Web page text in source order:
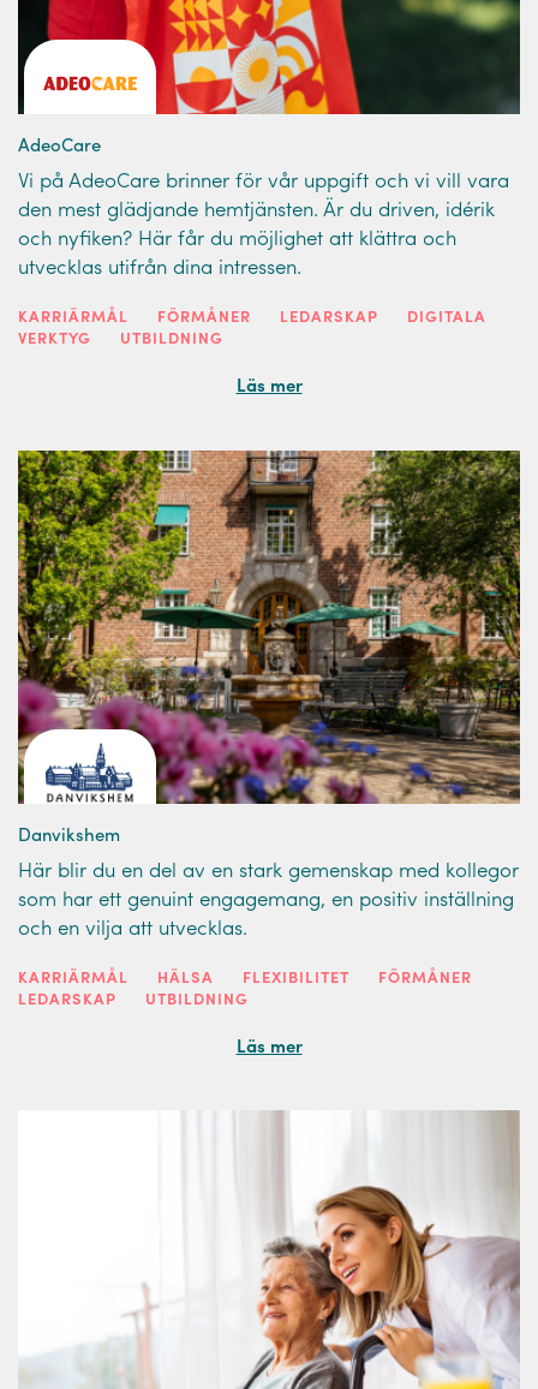
AdeoCare
Vi på AdeoCare brinner för vår uppgift och vi vill vara
den mest glädjande hemtjänsten. Är du driven, idérik
och nyfiken? Här får du möjlighet att klättra och
utvecklas utifrån dina intressen.
KARRIÄRMÅL FÖRMÅNER LEDARSKAP
DIGITALA
VERKTYG
UTBILDNING
Läs mer
Danvikshem
Här blir du en del av en stark gemenskap med kollegor
som har ett genuint engagemang, en positiv inställning
och en vilja att utvecklas.
KARRIÄRMÅL HÄLSA FLEXIBILITET
FÖRMÅNER
LEDARSKAP
UTBILDNING
Läs mer